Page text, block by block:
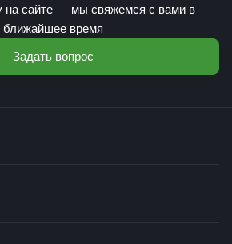
на сайте — мы свяжемся с вами в
ближайшее время
Задать вопрос